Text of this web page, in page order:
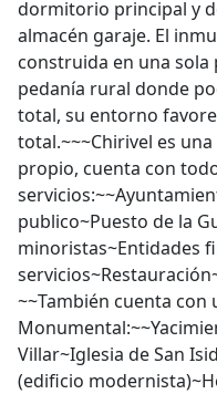
dormitorio principal y
almacén garaje. El
construida en una sola
pedanía rural donde
total, su entorno
total.~~~Chirivel es
propio, cuenta con
publico~Puesto de la
minoristas~Entidades
~~También cuenta
Villar~Iglesia de San
(edificio